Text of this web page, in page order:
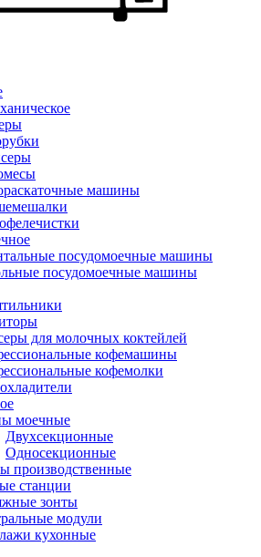
машины
посудомоечные машины
посудомоечные машины
для молочных коктейлей
кофемашины
кофемолки
моечные
Двухсекционные
Односекционные
производственные
станции
зонты
модули
кухонные